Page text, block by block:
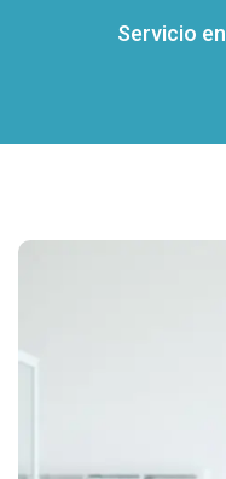
Servicio